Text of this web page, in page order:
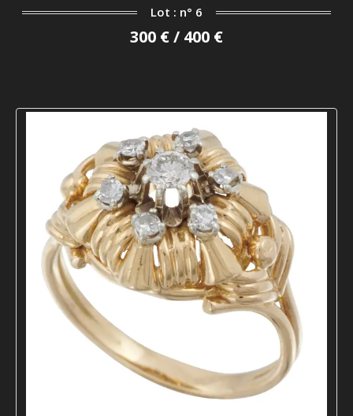
Lot : n° 6
300 € / 400 €